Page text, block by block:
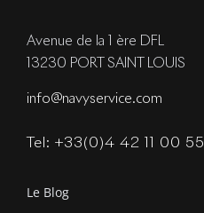
Avenue de la 1 ère DFL
13230 PORT SAINT LOUIS
info@navyservice.com
Tel: +33(0)4 42 11 00 55
Le Blog